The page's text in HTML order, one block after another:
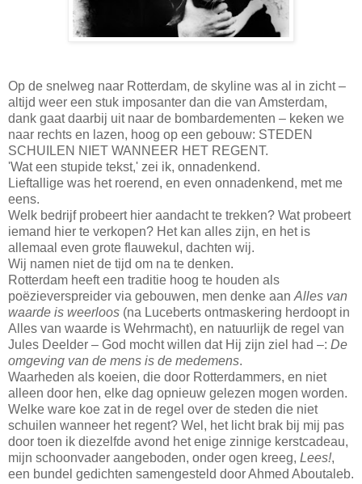
Op de snelweg naar Rotterdam, de skyline was al in zicht –
altijd weer een stuk imposanter dan die van Amsterdam,
dank gaat daarbij uit naar de bombardementen – keken we
naar rechts en lazen, hoog op een gebouw: STEDEN
SCHUILEN NIET WANNEER HET REGENT.
'Wat een stupide tekst,' zei ik, onnadenkend.
Lieftallige was het roerend, en even onnadenkend, met me
eens.
Welk bedrijf probeert hier aandacht te trekken? Wat probeert
iemand hier te verkopen? Het kan alles zijn, en het is
allemaal even grote flauwekul, dachten wij.
Wij namen niet de tijd om na te denken.
Rotterdam heeft een traditie hoog te houden als
poëzieverspreider via gebouwen, men denke aan Alles van
waarde is weerloos (na Luceberts ontmaskering herdoopt in
Alles van waarde is Wehrmacht), en natuurlijk de regel van
Jules Deelder – God mocht willen dat Hij zijn ziel had –: De
omgeving van de mens is de medemens.
Waarheden als koeien, die door Rotterdammers, en niet
alleen door hen, elke dag opnieuw gelezen mogen worden.
Welke ware koe zat in de regel over de steden die niet
schuilen wanneer het regent? Wel, het licht brak bij mij pas
door toen ik diezelfde avond het enige zinnige kerstcadeau,
mijn schoonvader aangeboden, onder ogen kreeg, Lees!,
een bundel gedichten samengesteld door Ahmed Aboutaleb.